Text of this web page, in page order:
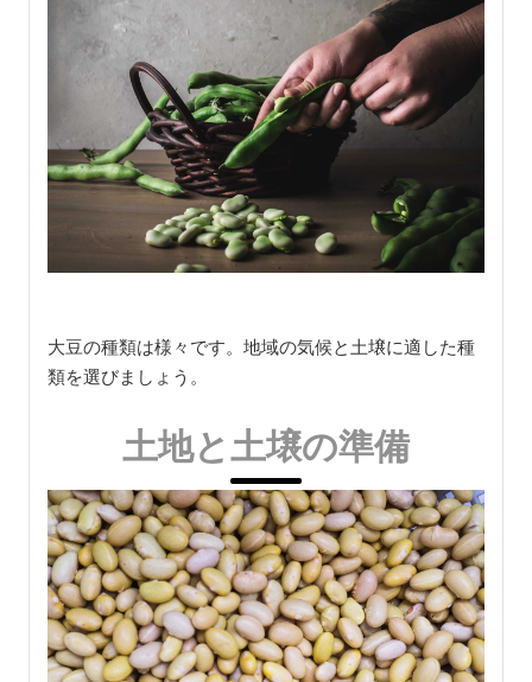
大豆の種類は様々です。地域の気候と土壌に適した種
類を選びましょう。
土地と土壌の準備